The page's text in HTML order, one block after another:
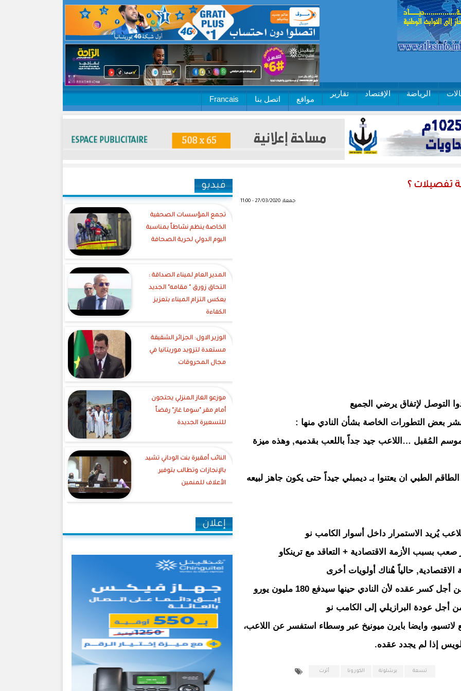
الرياضة الإقتصاد تقارير
مواقع اتصل بنا Francais
تفصيلات ؟
جمعة, 27/03/2020 - 11:00
التوصل لإتفاق يرضي الجميع
بعض التطورات الخاصة بشأن النادي منها :
المُقبل …اللاعب جيد جداً باللعب بقدميه, وهذه ميزة
الطبي ان يعتنوا بـ ديمبلي جيداً حتى يكون جاهز لبيعه
لويس فيليبي (23 سنة) مدافع لاتسيو، وايضا بايرن ميونيخ عبر وسطاء استفسر عن اللاعب،
أثرت الكورونا برشلونة تسعة
فيديو
تجمع المؤسسات الصحفية
الخاصة ينظم نشاطاً بمناسبة
اليوم الدولي لحرية الصحافة
‎المدير العام لميناء الصداقة :
التحاق زورق " مقامه" الجديد
يعكس التزام الميناء بتعزيز
الكفاءة
الوزير الاول: الجزائر الشقيقة
مستعدة لتزويد موريتانيا في
مجال المحروقات
موزعو الغاز المنزلي يحتجون
أمام مقر "سوما غاز" رفضاً
للتسعيرة الجديدة
النائب أمقيرة بنت الوداني تشيد
بالإنجازات وتطالب بتوفير
الأعلاف للمنمين
إعلان